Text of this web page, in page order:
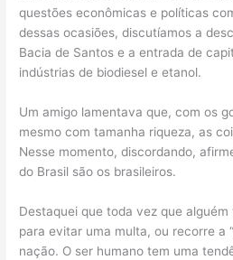
questões econômicas e políticas
dessas ocasiões, discutíamos a
Bacia de Santos e a entrada de
indústrias de biodiesel e etanol.
Um amigo lamentava que, com os
mesmo com tamanha riqueza, as
Nesse momento, discordando,
do Brasil são os brasileiros.
Destaquei que toda vez que
para evitar uma multa, ou recorre a
nação. O ser humano tem uma